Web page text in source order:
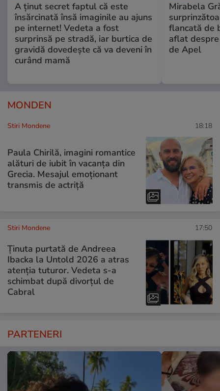
A ținut secret faptul că este
însărcinată însă imaginile au ajuns
pe internet! Vedeta a fost
surprinsă pe stradă, iar burtica de
gravidă dovedește că va deveni în
curând mamă
Mirabela
flancată de
aflat
de Apel
MONDEN
Stiri Mondene 18:18
Paula Chirilă, imagini romantice
alături de iubit în vacanța din
Grecia. Mesajul emoționant
transmis de actriță
Stiri Mondene 17:50
Ținuta purtată de Andreea
Ibacka la Untold 2026 a atras
atenția tuturor. Vedeta s-a
schimbat după divorțul de
Cabral
PARTENERI